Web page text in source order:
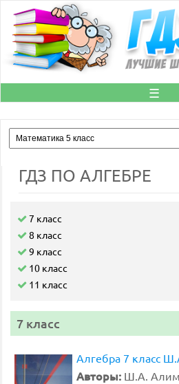
☰
ГДЗ ПО АЛГЕБРЕ
7 класс
8 класс
9 класс
10 класс
11 класс
7 класс
Алгебра 7 класс
Авторы: Ш.А.